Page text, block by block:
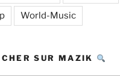
World-Music
SUR MAZIK